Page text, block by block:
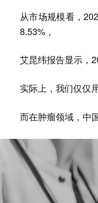
从市场规模看，
8.53%，
艾昆纬报告显示，
实际上，我们仅仅
而在肿瘤领域，中